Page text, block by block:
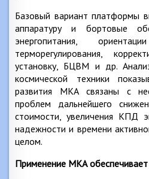
Базовый вариант платформы
аппаратуру и бортовые
энергопитания,
терморегулирования,
установку, БЦВМ и др.
космической техники
развития МКА связаны с
проблем дальнейшего
стоимости, увеличения КПД
надежности и времени
целом.
Применение МКА